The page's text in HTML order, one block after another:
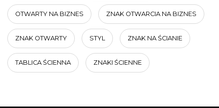
OTWARTY NA BIZNES ZNAK OTWARCIA NA BIZNES
ZNAK OTWARTY STYL ZNAK NA ŚCIANIE
TABLICA ŚCIENNA ZNAKI ŚCIENNE